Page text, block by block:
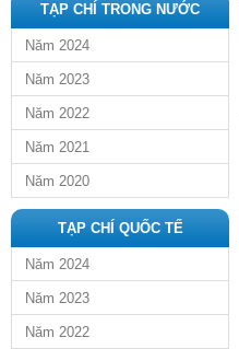
TẠP CHÍ TRONG NƯỚC
Năm 2024
Năm 2023
Năm 2022
Năm 2021
Năm 2020
TẠP CHÍ QUỐC TẾ
Năm 2024
Năm 2023
Năm 2022